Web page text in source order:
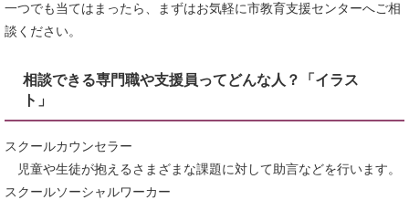
一つでも当てはまったら、まずはお気軽に市教育支援センターへご相
談ください。
相談できる専門職や支援員ってどんな人？「イラス
ト」
スクールカウンセラー
児童や生徒が抱えるさまざまな課題に対して助言などを行います。
スクールソーシャルワーカー